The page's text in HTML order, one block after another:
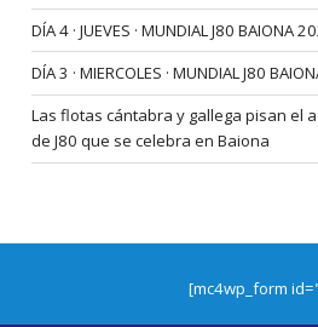
DÍA 4 · JUEVES · MUNDIAL J80 BAIONA
DÍA 3 · MIERCOLES · MUNDIAL J80
Las flotas cántabra y gallega pisan el
de J80 que se celebra en Baiona
[mc4wp_form